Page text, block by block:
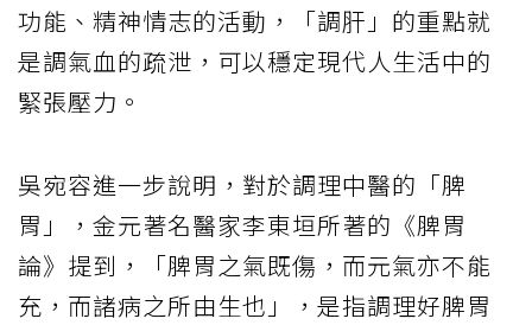
功能、精神情志的活動，「調肝」的重點就
是調氣血的疏泄，可以穩定現代人生活中的
緊張壓力。
吳宛容進一步說明，對於調理中醫的「脾
胃」，金元著名醫家李東垣所著的《脾胃
論》提到，「脾胃之氣既傷，而元氣亦不能
充，而諸病之所由生也」，是指調理好脾胃